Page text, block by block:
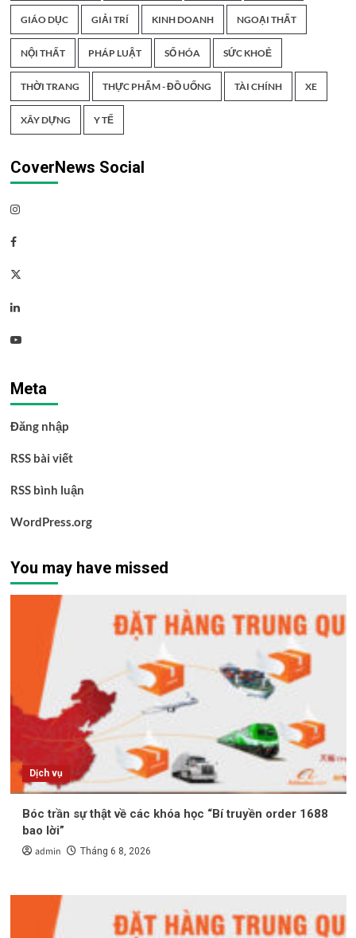
GIÁO DỤC GIẢI TRÍ KINH DOANH NGOẠI THẤT
NỘI THẤT PHÁP LUẬT SỐ HÓA SỨC KHOẺ
THỜI TRANG THỰC PHẨM - ĐỒ UỐNG TÀI CHÍNH XE
XÂY DỰNG Y TẾ
CoverNews Social
Instagram
Facebook
Twitter
Linkedin
Youtube
Meta
Đăng nhập
RSS bài viết
RSS bình luận
WordPress.org
You may have missed
Dịch vụ
Bóc trần sự thật về các khóa học “Bí truyền order 1688
bao lời”
admin Tháng 6 8, 2026